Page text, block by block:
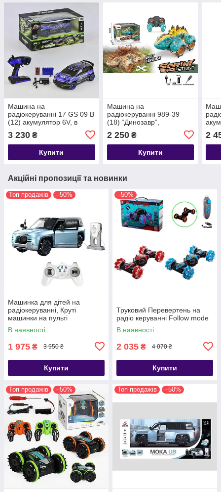
Машина на
радіокеруванні 17 GS 09 B
(12) акумулятор 6V, в
3 230 ₴
Купити
Машина на
радіокеруванні 989-39
(18) “Динозавр”,
підсвічування, акум. 3,7 V,
пульт 2,4 G, гумові колеса,
в
2 250₴
Купити
2
Акційні пропозиції та новинки
Топ продажів –50%
Машинка для дітей на
радіокеруванні, Круті
машинки на пульті
управління, Потужна
радіокерована машина
В наявності
1 975 ₴ 3 950 ₴
Купити
–50%
Труковий Перевертень на
радіо керуванні Follow mode
В наявності
2 035 ₴ 4 070 ₴
Купити
Топ продажів –50% Топ продажів –50%